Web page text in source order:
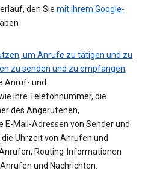
den Sie mit Ihrem Google-
um Anrufe zu tätigen und zu
zu senden und zu empfangen,
Anruf- und
Ihre Telefonnummer, die
des Angerufenen,
Mail-Adressen von Sender und
Uhrzeit von Anrufen und
Routing-Informationen
und Nachrichten.